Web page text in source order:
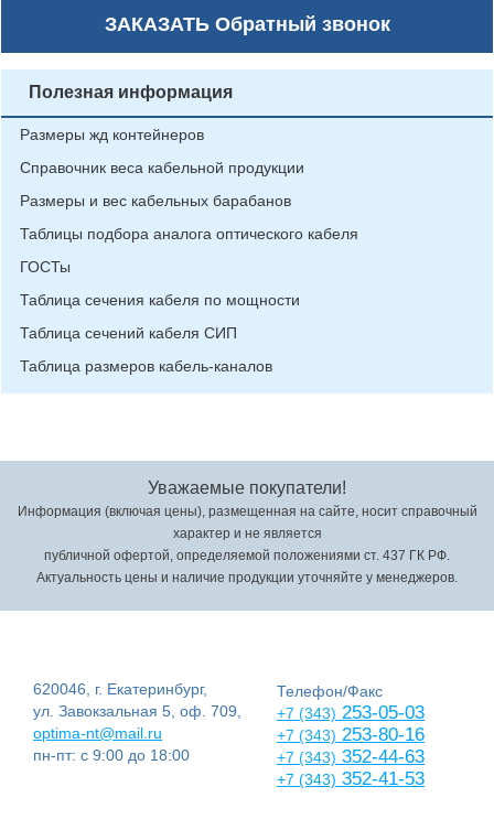
ЗАКАЗАТЬОбратный звонок
Полезная информация
Размеры жд контейнеров
Справочник веса кабельной продукции
Размеры и вес кабельных барабанов
Таблицы подбора аналога оптического кабеля
ГОСТы
Таблица сечения кабеля по мощности
Таблица сечений кабеля СИП
Таблица размеров кабель-каналов
Уважаемые покупатели!
Информация (включая цены), размещенная на сайте, носит справочный
характер и не является
публичной офертой, определяемой положениями ст. 437 ГК РФ.
Актуальность цены и наличие продукции уточняйте у менеджеров.
620046, г. Екатеринбург,
ул. Завокзальная 5, оф. 709,
optima-nt@mail.ru
пн-пт: с 9:00 до 18:00
Телефон/Факс
+7 (343) 253-05-03
+7 (343) 253-80-16
+7 (343) 352-44-63
+7 (343) 352-41-53